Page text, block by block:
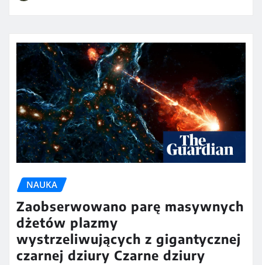
NAUKA
Zaobserwowano parę masywnych
dżetów plazmy
wystrzeliwujących z gigantycznej
czarnej dziury Czarne dziury